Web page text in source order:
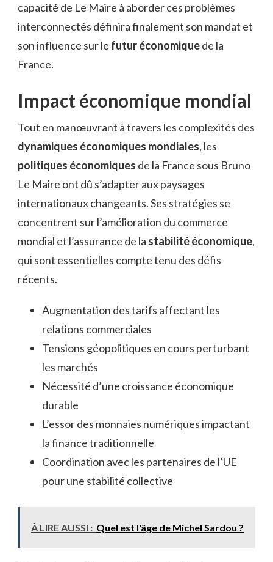
capacité de Le Maire à aborder ces problèmes
interconnectés définira finalement son mandat et
son influence sur le futur économiquede la
France.
Impact économique mondial
Tout en manœuvrant à travers les complexités des
dynamiques économiques mondiales, les
politiques économiques de la France sous Bruno
Le Maire ont dû s’adapter aux paysages
internationaux changeants. Ses stratégies se
concentrent sur l’amélioration du commerce
mondial et l’assurance de la stabilité économique,
qui sont essentielles compte tenu des défis
récents.
Augmentation des tarifs affectant les
relations commerciales
Tensions géopolitiques en cours perturbant
les marchés
Nécessité d’une croissance économique
durable
L’essor des monnaies numériques impactant
la finance traditionnelle
Coordination avec les partenaires de l’UE
pour une stabilité collective
À LIRE AUSSI : Quel est l'âge de Michel Sardou ?